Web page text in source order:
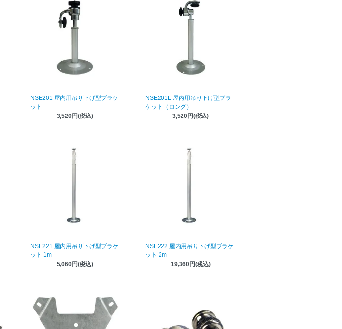
NSE201 屋内用吊り下げ型ブラケ
ット
3,520円(税込)
NSE201L 屋内用吊り下げ型ブラ
ケット（ロング）
3,520円(税込)
NSE221 屋内用吊り下げ型ブラケ
ット 1m
5,060円(税込)
NSE222 屋内用吊り下げ型ブラケ
ット 2m
19,360円(税込)